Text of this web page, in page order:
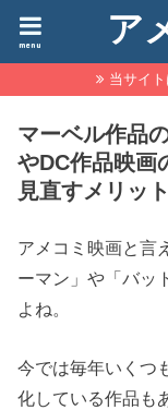
ア
menu
当サイ
マーベル作品
やDC作品映画
見直すメリッ
アメコミ映画と言
ーマン」や「バッ
よね。
今では毎年いくつ
化している作品も